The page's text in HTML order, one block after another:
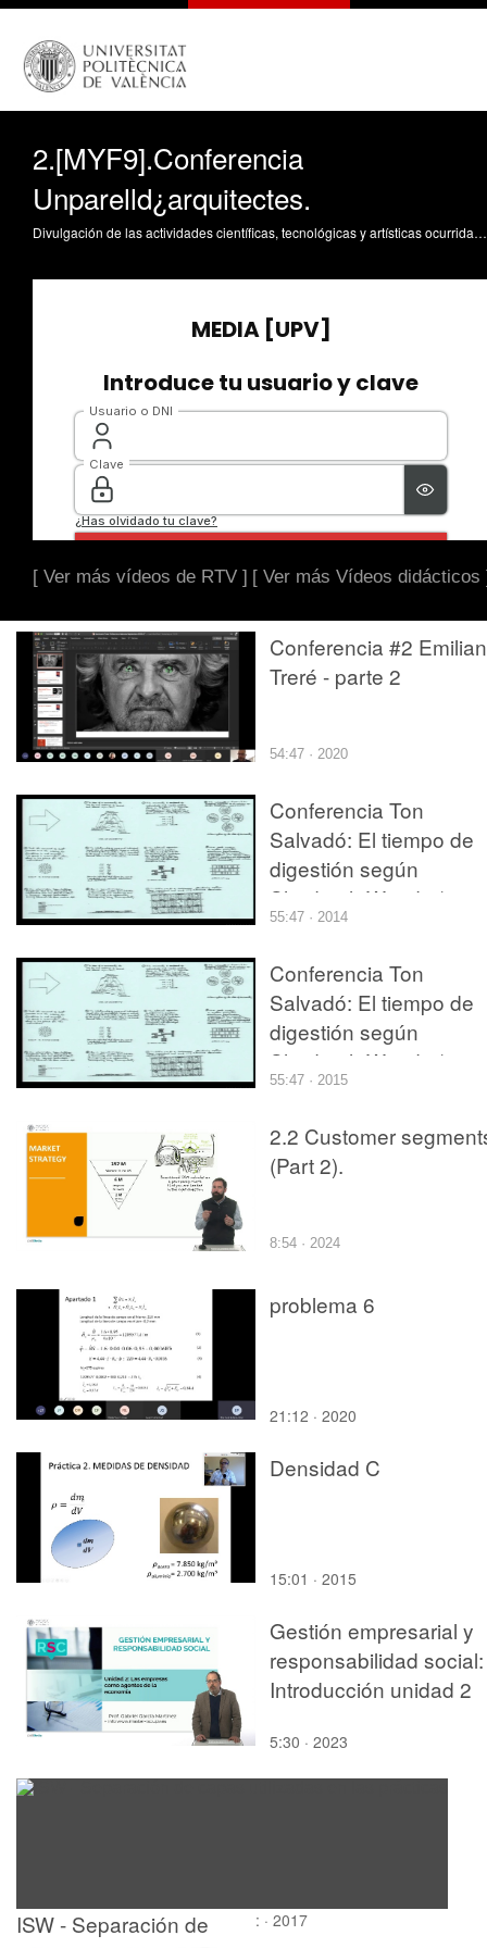
2.[MYF9].Conferencia
Unparelld¿arquitectes.
Divulgación de las actividades científicas, tecnológicas y artísticas ocurridas en los tres campus de la UPV
[ Ver más vídeos de RTV ] [ Ver más Vídeos didácticos
Conferencia #2
Treré - parte 2
54:47 · 2020
Conferencia Ton
Salvadó: El tiempo de
digestión según
Shadrach Woods
09-27) parte 2/2
55:47 · 2014
Conferencia Ton
Salvadó: El tiempo de
digestión según
Shadrach Woods
09-27) parte 2/2
55:47 · 2015
2.2 Customer
(Part 2).
8:54 · 2024
problema 6
21:12 · 2020
Densidad C
15:01 · 2015
Gestión empresarial y
responsabilidad social:
Introducción unidad 2
5:30 · 2023
ISW - Separación de
: · 2017